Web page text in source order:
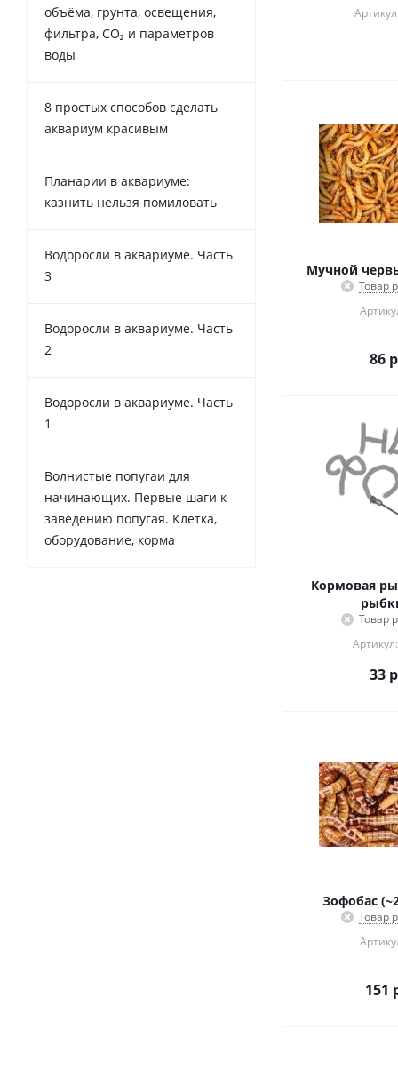
Мучной
Товар
86
Кормовая
Товар
33
Зофобас
Товар
151
объёма, грунта, освещения,
фильтра, CO₂ и параметров
воды
8 простых способов сделать
аквариум красивым
Планарии в аквариуме:
казнить нельзя помиловать
Водоросли в аквариуме. Часть
3
Водоросли в аквариуме. Часть
2
Водоросли в аквариуме. Часть
1
Волнистые попугаи для
начинающих. Первые шаги к
заведению попугая. Клетка,
оборудование, корма